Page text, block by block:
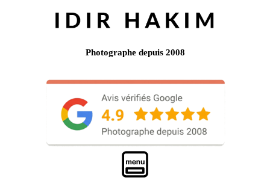
Photographe depuis 2008